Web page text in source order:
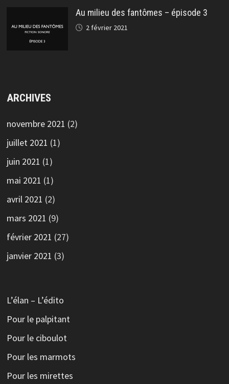
Au milieu des fantômes – épisode 3
2 février 2021
ARCHIVES
novembre 2021 (2)
juillet 2021 (1)
juin 2021 (1)
mai 2021 (1)
avril 2021 (2)
mars 2021 (9)
février 2021 (27)
janvier 2021 (3)
L’élan – L’édito
Pour le palpitant
Pour le ciboulot
Pour les marmots
Pour les mirettes